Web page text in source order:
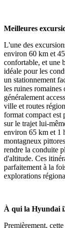
Meilleures
L'une des
environ 60 km et
confortable, et une
idéale pour les
un stationnement
les ruines
généralement
ville et routes
format compact est
sur le trajet lui-
environ 65 km et 1
montagneux
rendre la conduite
d'altitude. Ces
parfaitement à la
explorations
À qui la Hyundai
Premièrement,